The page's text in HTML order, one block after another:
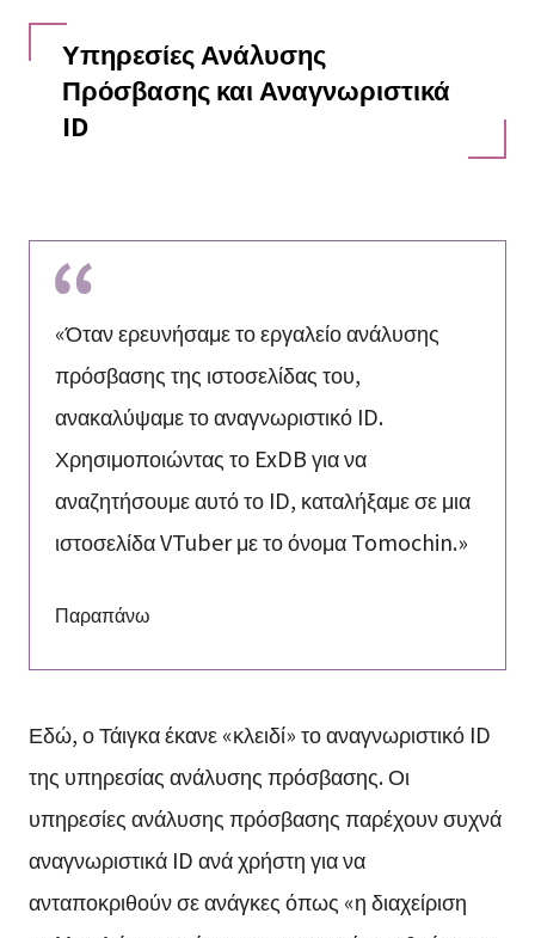
Υπηρεσίες Ανάλυσης
Πρόσβασης και Αναγνωριστικά
ID
«Όταν ερευνήσαμε το εργαλείο ανάλυσης
πρόσβασης της ιστοσελίδας του,
ανακαλύψαμε το αναγνωριστικό ID.
Χρησιμοποιώντας το ExDB για να
αναζητήσουμε αυτό το ID, καταλήξαμε σε μια
ιστοσελίδα VTuber με το όνομα Tomochin.»
Παραπάνω
Εδώ, ο Τάιγκα έκανε «κλειδί» το αναγνωριστικό ID
της υπηρεσίας ανάλυσης πρόσβασης. Οι
υπηρεσίες ανάλυσης πρόσβασης παρέχουν συχνά
αναγνωριστικά ID ανά χρήστη για να
ανταποκριθούν σε ανάγκες όπως «η διαχείριση